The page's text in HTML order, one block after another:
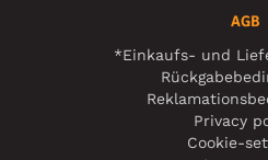
AGB
*Einkaufs- und
Privacy
Cookie-